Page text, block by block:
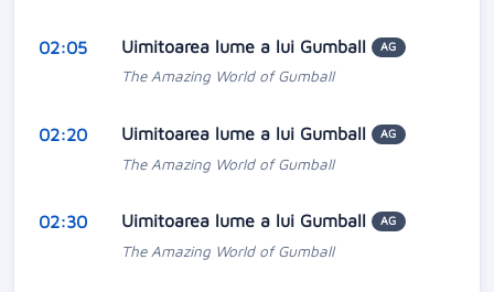
02:05 Uimitoarea lume a lui Gumball AG
The Amazing World of Gumball
02:20 Uimitoarea lume a lui Gumball AG
The Amazing World of Gumball
02:30 Uimitoarea lume a lui Gumball AG
The Amazing World of Gumball